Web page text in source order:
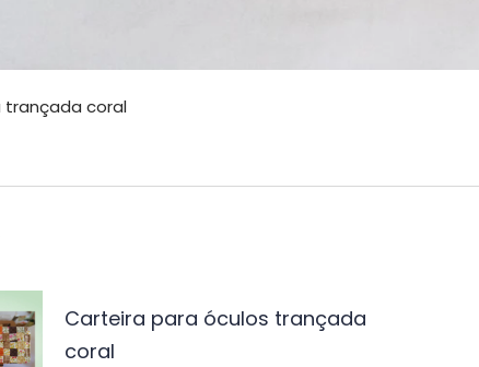
trançada coral
Carteira para óculos trançada
coral